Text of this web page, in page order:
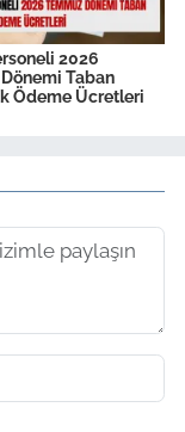
2026
Taban
Ödeme Ücretleri